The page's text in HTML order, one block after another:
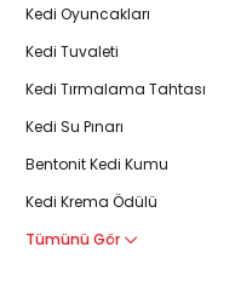
Kedi Oyuncakları
Kedi Tuvaleti
Kedi Tırmalama Tahtası
Kedi Su Pınarı
Bentonit Kedi Kumu
Kedi Krema Ödülü
Tümünü Gör